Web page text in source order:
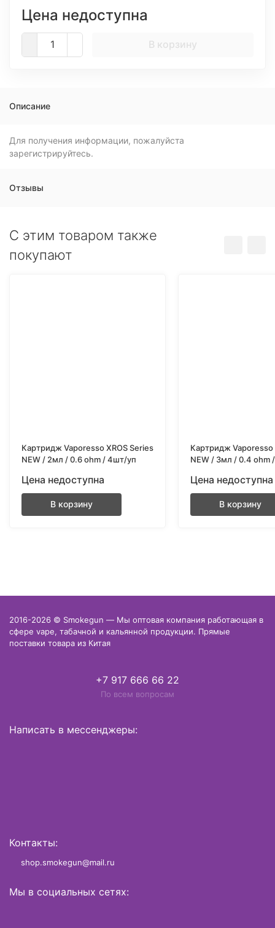
Цена недоступна
В корзину
Описание
Для получения информации, пожалуйста
зарегистрируйтесь.
Отзывы
C этим товаром также
покупают
Картридж Vaporesso XROS Series
NEW / 2мл / 0.6 ohm / 4шт/уп
Цена недоступна
В корзину
Картридж Vaporesso
NEW / 3мл / 0.4 ohm
Цена недоступна
В корзину
2016-2026 © Smokegun — Мы оптовая компания работающая в
сфере vape, табачной и кальянной продукции. Прямые
поставки товара из Китая
+7 917 666 66 22
По всем вопросам
Написать в мессенджеры:
Контакты:
shop.smokegun@mail.ru
Мы в социальных сетях: